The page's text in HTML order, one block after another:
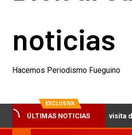
noticias
Hacemos Periodismo Fueguino
EXCLUSIVA
ÚLTIMAS NOTICIAS
la confirmación de la visita del Papa